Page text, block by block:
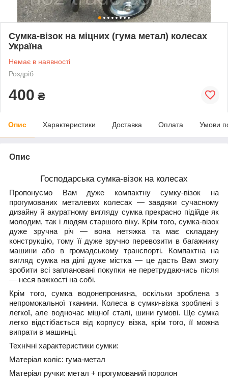
Сумка-візок на міцних (гума метал) колесах
Україна
Немає в наявності
Роздріб
400 ₴
Опис Характеристики Доставка Оплата Умови
Опис
Господарська сумка-візок на колесах
Пропонуємо Вам дуже компактну сумку-візок на
прогумованих металевих колесах — завдяки сучасному
дизайну й акуратному вигляду сумка прекрасно підійде як
молодим, так і людям старшого віку. Крім того, сумка-візок
дуже зручна річ — вона нетяжка та має складану
конструкцію, тому її дуже зручно перевозити в багажнику
машини або в громадському транспорті. Компактна на
вигляд сумка на ділі дуже містка — це дасть Вам змогу
зробити всі заплановані покупки не перетрудаючись після
— неся важкості на собі.
Крім того, сумка водонепроникна, оскільки зроблена з
непромокальної тканини. Колеса в сумки-візка зроблені з
легкої, але водночас міцної сталі, шини гумові. Ще сумка
легко відстібається від корпусу візка, крім того, її можна
випрати в машинці.
Технічні характеристики сумки:
Матеріал коліс: гума-метал
Матеріал ручки: метал + прогумований поролон